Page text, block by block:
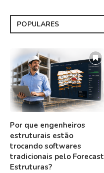
POPULARES
Por que engenheiros
estruturais estão
trocando softwares
tradicionais pelo Forecast
Estruturas?